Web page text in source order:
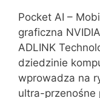
Pocket AI –
graficzna
ADLINK
dziedzinie
wprowadza na
ultra-przenośne